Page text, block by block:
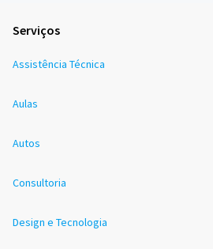
Serviços
Assistência Técnica
Aulas
Autos
Consultoria
Design e Tecnologia